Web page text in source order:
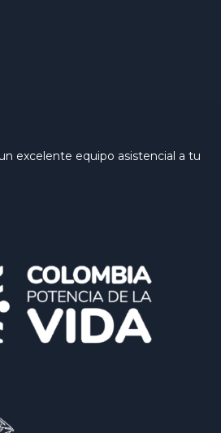
excelente equipo asistencial a tu